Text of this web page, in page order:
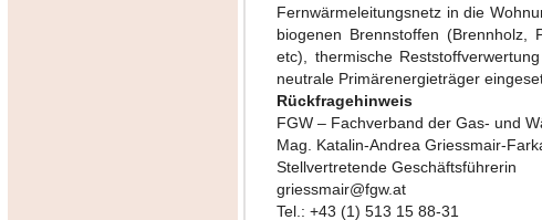
Fernwärmeleitungsnetz in die
biogenen Brennstoffen (Brennholz,
etc), thermische
neutrale Primärenergieträger
Rückfragehinweis
FGW – Fachverband der Gas- und
Mag. Katalin-Andrea Griessmair-
Stellvertretende Geschäftsführerin
griessmair@fgw.at
Tel.: +43 (1) 513 15 88-31